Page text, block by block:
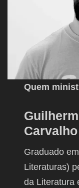
Quem
Carvalho
Graduado
Literaturas)
da Literatura